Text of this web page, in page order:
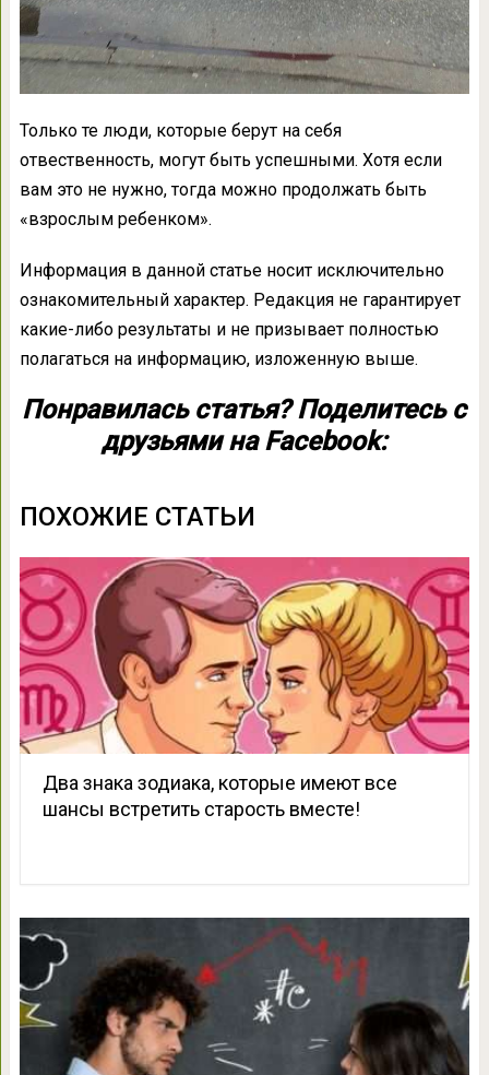
Только те люди, которые берут на себя
отвественность, могут быть успешными. Хотя если
вам это не нужно, тогда можно продолжать быть
«взрослым ребенком».
Информация в данной статье носит исключительно
ознакомительный характер. Редакция не гарантирует
какие-либо результаты и не призывает полностью
полагаться на информацию, изложенную выше.
Понравилась статья? Поделитесь с
друзьями на Facebook:
ПОХОЖИЕ СТАТЬИ
Два знака зодиака, которые имеют все
шансы встретить старость вместе!